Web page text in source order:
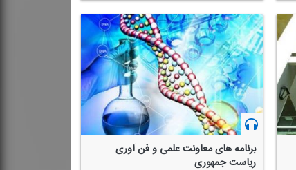
برنامه های معاونت علمی و فن آوری
ریاست جمهوری